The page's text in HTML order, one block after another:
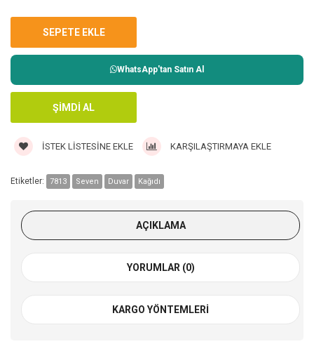
WhatsApp'tan Satın Al
İSTEK LISTESINE EKLE KARŞILAŞTIRMAYA EKLE
Etiketler: 7813 Seven Duvar Kağıdı
AÇIKLAMA
YORUMLAR (0)
KARGO YÖNTEMLERI